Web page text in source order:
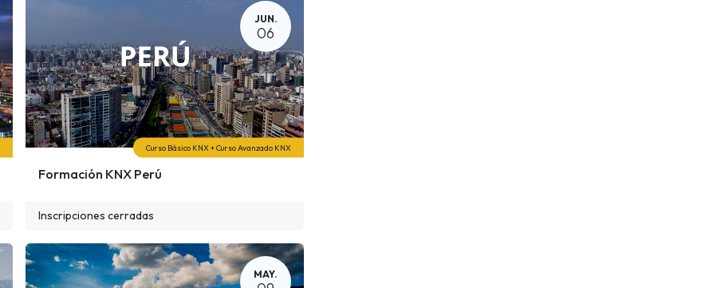
JUN.
06
Curso Básico KNX + Curso Avanzado KNX
Formación KNX Perú
Inscripciones cerradas
MAY.